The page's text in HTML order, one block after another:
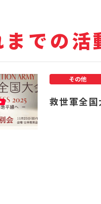
までの活
救世軍全
その他